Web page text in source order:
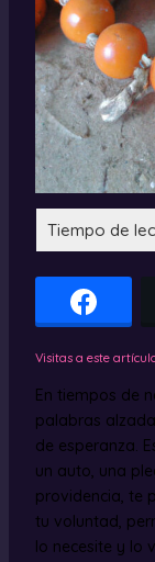
Visitas a este
En tiempos de
palabras
de esperanza.
un auto, una
providencia, te
tu voluntad,
lo necesite y lo